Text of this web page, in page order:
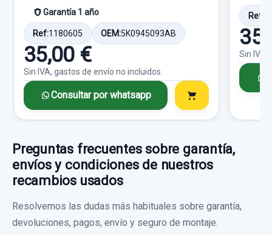
Consultar por whatsapp
Garantía 1 año
Ref:1180605 OEM:5K0945093AB
35,00 €
Sin IVA, gastos de envío no incluidos.
Consultar por whatsapp
Ref:
Sin IVA,
Preguntas frecuentes sobre garantía,
envíos y condiciones de nuestros
recambios usados
Resolvemos las dudas más habituales sobre garantía,
devoluciones, pagos, envío y seguro de montaje.